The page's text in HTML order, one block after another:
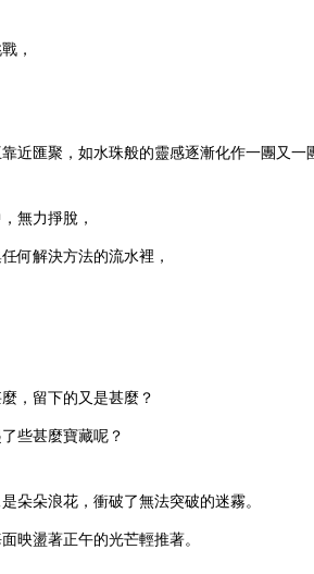
，
近匯聚，如水珠般的靈感逐漸化作一團又一
無力掙脫，
何解決方法的流水裡，
，留下的又是甚麼？
些甚麼寶藏呢？
朵朵浪花，衝破了無法突破的迷霧。
映盪著正午的光芒輕推著。